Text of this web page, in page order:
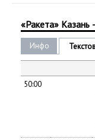
«Ракета» Казань
Инфо
50:00